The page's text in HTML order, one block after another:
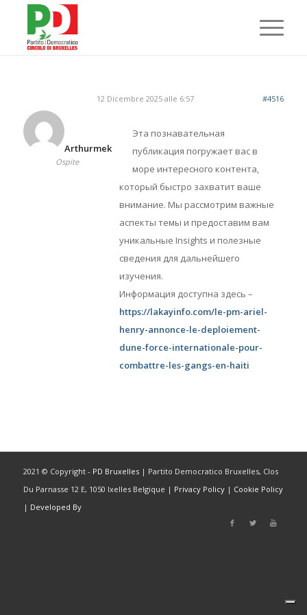
12 Dicembre 2025 alle 6:57 #4516
Arthurmek
Ospite
Эта познавательная
публикация погружает вас в
море интересного контента,
который быстро захватит ваше
внимание. Мы рассмотрим важные
аспекты темы и предоставим вам
уникальные Insights и полезные
сведения для дальнейшего
изучения.
Информация доступна здесь –
https://lakayinfo.com/le-pm-ariel-
henry-annonce-le-deploiement-
dune-force-internationale-pour-
combattre-les-gangs-en-haiti
2021 © Copyright - PD Bruxelles| Partito Democratico Bruxelles, Clos
Du Parnasse 12 E, 1050 Ixelles Belgique | Privacy Policy| Cookie Policy
| Developed By